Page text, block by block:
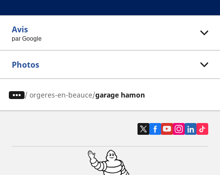
Avis
par Google
Photos
/ orgeres-en-beauce garage hamon